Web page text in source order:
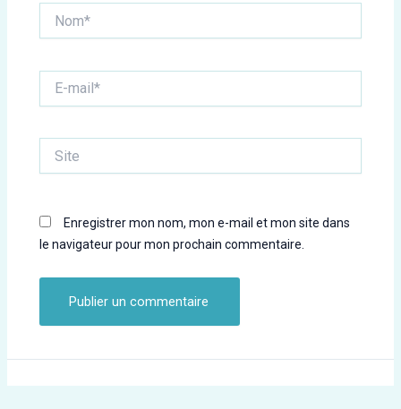
mail*
Enregistrer mon nom, mon e-mail et mon site dans
le navigateur pour mon prochain commentaire.